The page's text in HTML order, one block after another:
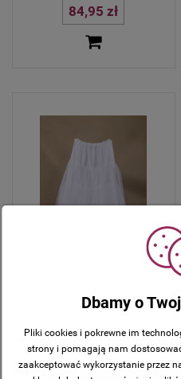
84,95 zł
Dbamy o
Pliki cookies i pokrewne im
strony i pomagają nam
zaakceptować wykorzystanie przez